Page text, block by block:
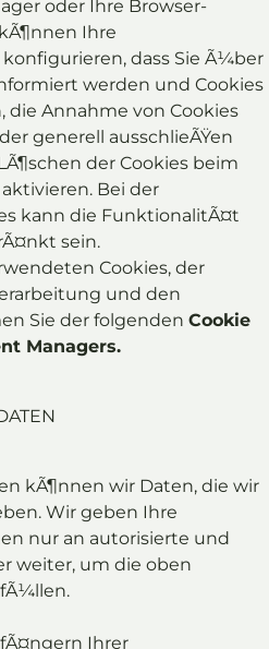
oder Ihre Browser-
Ihre
dass Sie Ã¼ber
werden und Cookies
die Annahme von Cookies
generell ausschlieÃŸen
der Cookies beim
Bei der
kann die FunktionalitÃ¤t
sein.
Cookies, der
und den
Sie der folgenden Cookie
Managers.
kÃ¶nnen wir Daten, die wir
Wir geben Ihre
nur an autorisierte und
weiter, um die oben
Ihrer